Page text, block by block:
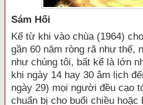
Sám Hối
Kể từ khi vào chùa (1964)
gần 60 năm ròng rã như thế,
như chúng tôi, bất kể là lớn
khi ngày 14 hay 30 âm lịch
ngày 29) mọi người đều cạo
chuẩn bị cho buổi chiều hoặc